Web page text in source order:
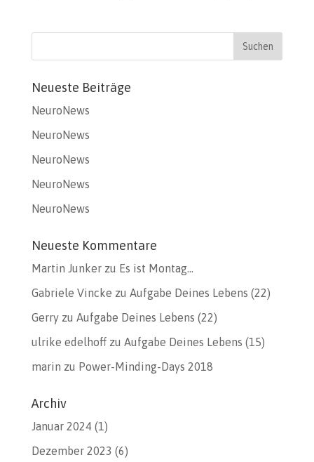
Neueste Beiträge
NeuroNews
NeuroNews
NeuroNews
NeuroNews
NeuroNews
Neueste Kommentare
Martin Junkerzu Es ist Montag…
Gabriele Vincke zu Aufgabe Deines Lebens (22)
Gerryzu Aufgabe Deines Lebens (22)
ulrike edelhoffzu Aufgabe Deines Lebens (15)
marin zu Power-Minding-Days 2018
Archiv
Januar 2024(1)
Dezember 2023 (6)